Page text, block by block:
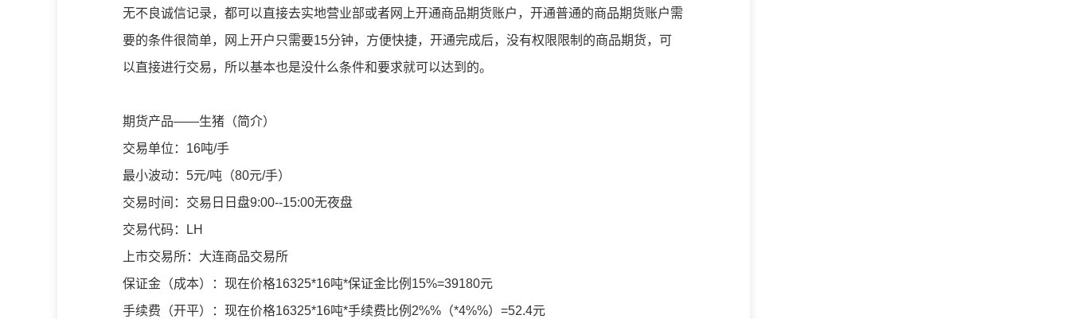
无不良诚信记录，都可以直接去实地营业部或者网上开通商品期货账户，开通普通的商品期货账户需
要的条件很简单，网上开户只需要15分钟，方便快捷，开通完成后，没有权限限制的商品期货，可
以直接进行交易，所以基本也是没什么条件和要求就可以达到的。
期货产品——生猪（简介）
交易单位：16吨/手
最小波动：5元/吨（80元/手）
交易时间：交易日日盘9:00--15:00无夜盘
交易代码：LH
上市交易所：大连商品交易所
保证金（成本）：现在价格16325*16吨*保证金比例15%=39180元
手续费（开平）：现在价格16325*16吨*手续费比例2%%（*4%%）=52.4元